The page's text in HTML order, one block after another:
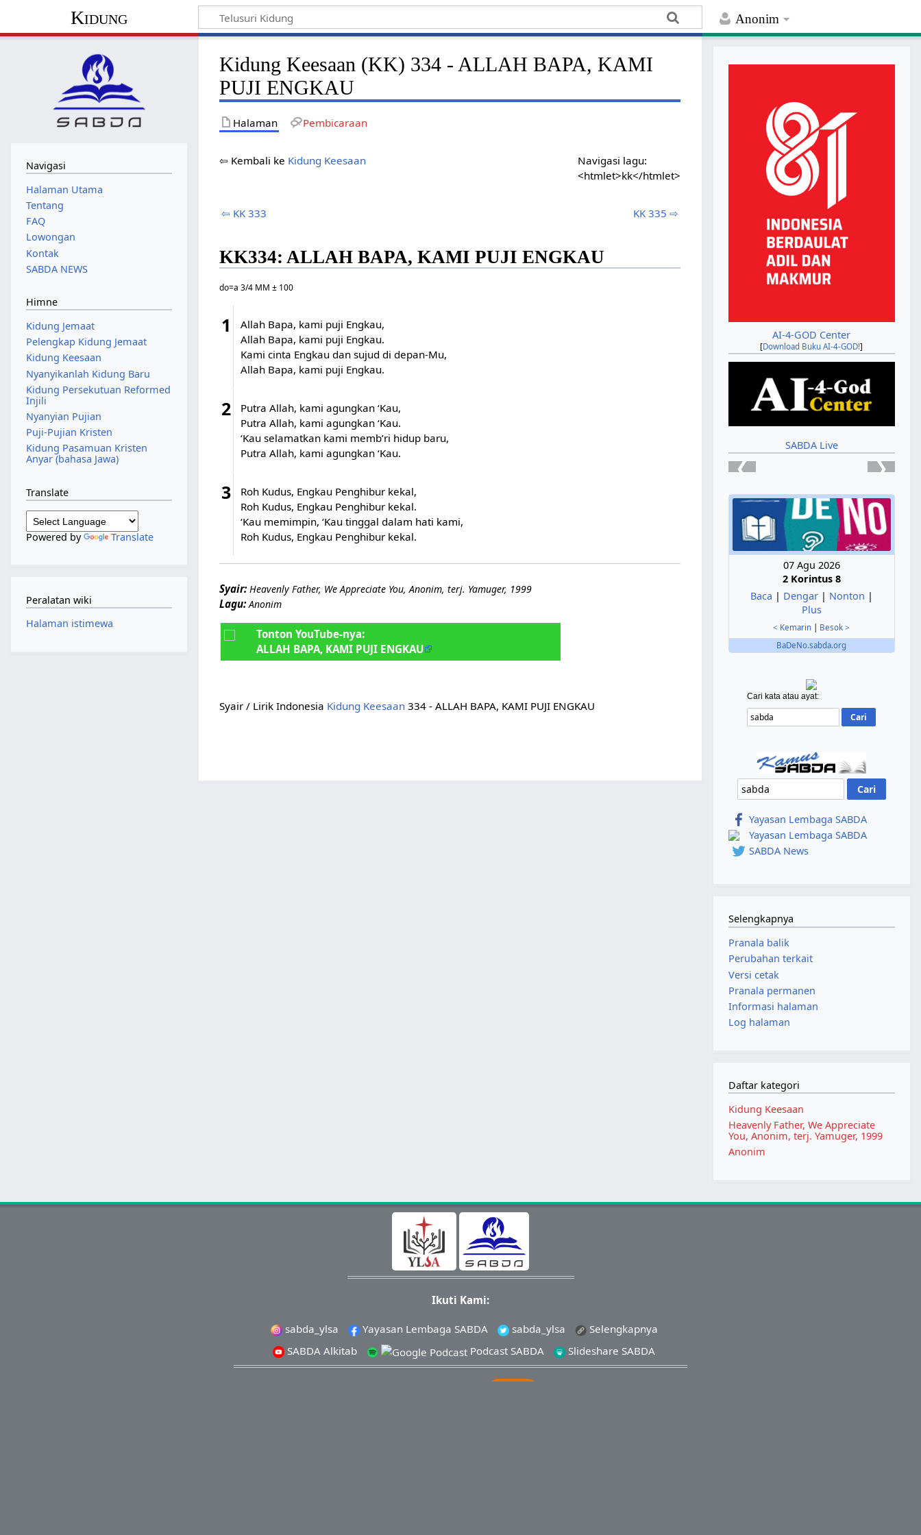
Anonim
Kidung
Kidung Keesaan (KK) 334 - ALLAH BAPA, KAMI
PUJI ENGKAU
Halaman Pembicaraan
Navigasi lagu:
<htmlet>kk</htmlet>
⇦ Kembali ke Kidung Keesaan
⇦ KK 333 KK 335 ⇨
KK334: ALLAH BAPA, KAMI PUJI ENGKAU
do=a 3/4 MM ± 100
1
Allah Bapa, kami puji Engkau,
Allah Bapa, kami puji Engkau.
Kami cinta Engkau dan sujud di depan-Mu,
Allah Bapa, kami puji Engkau.
2
Putra Allah, kami agungkan ‘Kau,
Putra Allah, kami agungkan ‘Kau.
‘Kau selamatkan kami memb’ri hidup baru,
Putra Allah, kami agungkan ‘Kau.
3
Roh Kudus, Engkau Penghibur kekal,
Roh Kudus, Engkau Penghibur kekal.
‘Kau memimpin, ‘Kau tinggal dalam hati kami,
Roh Kudus, Engkau Penghibur kekal.
Syair: Heavenly Father, We Appreciate You, Anonim, terj. Yamuger, 1999
Lagu: Anonim
Tonton YouTube-nya:
ALLAH BAPA, KAMI PUJI ENGKAU
Syair / Lirik Indonesia Kidung Keesaan 334 - ALLAH BAPA, KAMI PUJI ENGKAU
Navigasi
Halaman Utama
Tentang
FAQ
Lowongan
Kontak
SABDA NEWS
Himne
Kidung Jemaat
Pelengkap Kidung Jemaat
Kidung Keesaan
Nyanyikanlah Kidung Baru
Kidung Persekutuan Reformed
Injili
Nyanyian Pujian
Puji-Pujian Kristen
Kidung Pasamuan Kristen
Anyar (bahasa Jawa)
Translate
Powered by Translate
Peralatan wiki
Halaman istimewa
AI-4-GOD Center
[Download Buku AI-4-GOD!]
SABDA Live
❮ ❯
07 Agu 2026
2 Korintus 8
Baca | Dengar| Nonton |
Plus
< Kemarin
Besok >
BaDeNo.sabda.org
Cari kata atau ayat:
Yayasan Lembaga SABDA
Yayasan Lembaga SABDA
SABDA News
Selengkapnya
Pranala balik
Perubahan terkait
Versi cetak
Pranala permanen
Informasi halaman
Log halaman
Daftar kategori
Kidung Keesaan
Heavenly Father, We Appreciate
You, Anonim, terj. Yamuger, 1999
Anonim
Ikuti Kami:
sabda_ylsa Yayasan Lembaga SABDA sabda_ylsa
Selengkapnya
SABDA Alkitab
Podcast SABDA Slideshare SABDA